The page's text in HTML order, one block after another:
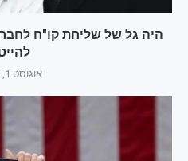
היה גל של שליחת קו"ח
אוגוסט 1, 2025